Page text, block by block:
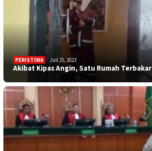
PERISTIWA Juli 25, 2023
Akibat Kipas Angin, Satu Rumah Terbakar